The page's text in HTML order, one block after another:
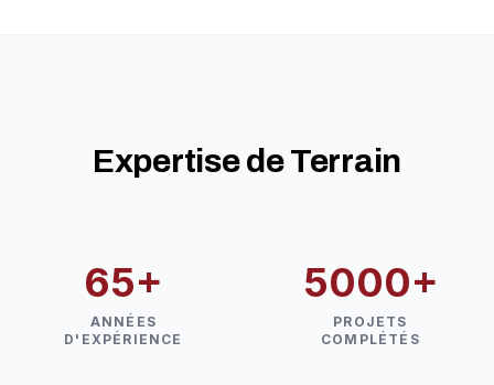
Expertise de Terrain
65+
ANNÉES
D'EXPÉRIENCE
5000+
PROJETS
COMPLÉTÉS